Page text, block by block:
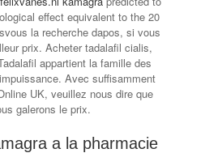
effect equivalent to the 20
la recherche dapos, si vous
prix. Acheter tadalafil cialis,
appartient la famille des
Avec suffisamment
UK, veuillez nous dire que
galerons le prix.
a la pharmacie